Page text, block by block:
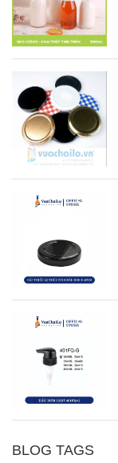
BLOG TAGS